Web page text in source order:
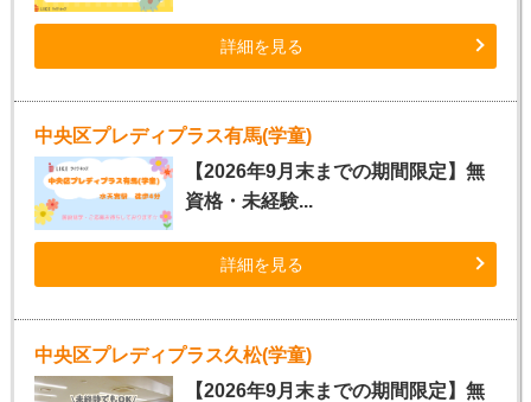
詳細を見る
中央区プレディプラス有馬(学童)
【2026年9月末までの期間限定】無
資格・未経験...
詳細を見る
中央区プレディプラス久松(学童)
【2026年9月末までの期間限定】無